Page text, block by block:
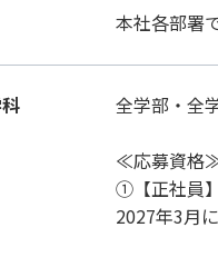
本社各部署
全学部・全
≪応募資格
①【正社員
2027年3月